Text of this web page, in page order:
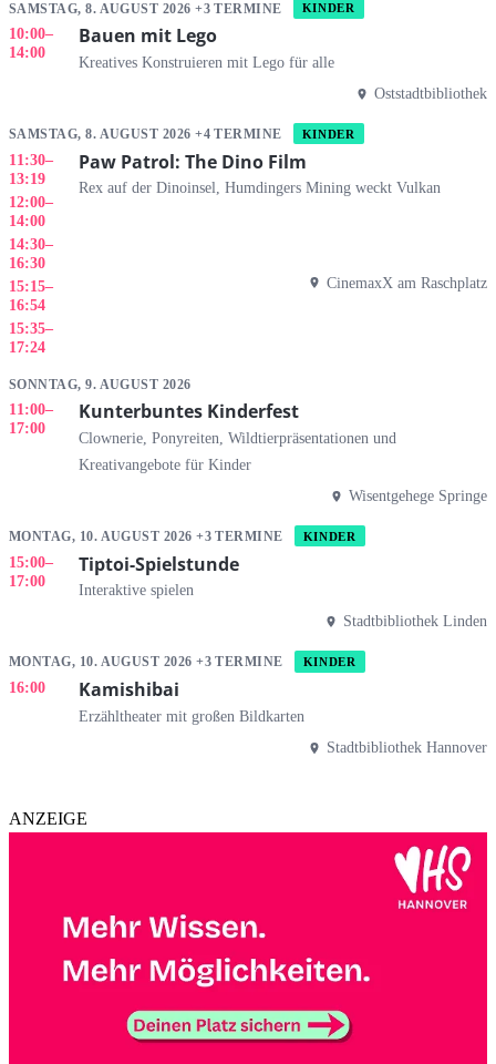
SAMSTAG, 8. AUGUST 2026 +3 TERMINE KINDER
10:00–
14:00
Bauen mit Lego
Kreatives Konstruieren mit Lego für alle
Oststadtbibliothek
SAMSTAG, 8. AUGUST 2026 +4 TERMINE KINDER
11:30–
13:19
12:00–
14:00
14:30–
16:30
15:15–
16:54
15:35–
17:24
Paw Patrol: The Dino Film
Rex auf der Dinoinsel, Humdingers Mining weckt Vulkan
CinemaxX am Raschplatz
SONNTAG, 9. AUGUST 2026
11:00–
17:00
Kunterbuntes Kinderfest
Clownerie, Ponyreiten, Wildtierpräsentationen und
Kreativangebote für Kinder
Wisentgehege Springe
MONTAG, 10. AUGUST 2026 +3 TERMINE KINDER
15:00–
17:00
Tiptoi-Spielstunde
Interaktive spielen
Stadtbibliothek Linden
MONTAG, 10. AUGUST 2026 +3 TERMINE KINDER
16:00 Kamishibai
Erzähltheater mit großen Bildkarten
Stadtbibliothek Hannover
ANZEIGE